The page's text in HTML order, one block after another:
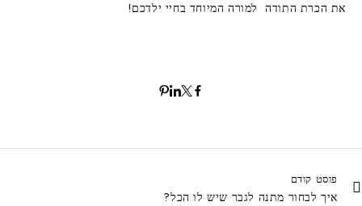
את הכרת התודה למורה המיוחד בחיי ילדכם!
פוסט קודם
איך לבחור מתנה לגבר שיש לו הכל?